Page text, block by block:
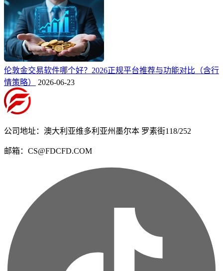
伦敦金交易软件哪个好？2026正规平台推荐与功能对比（含行
情策略）
2026-06-23
公司地址：澳大利亚维多利亚州墨尔本 罗素街118/252
邮箱：CS@FDCFD.COM